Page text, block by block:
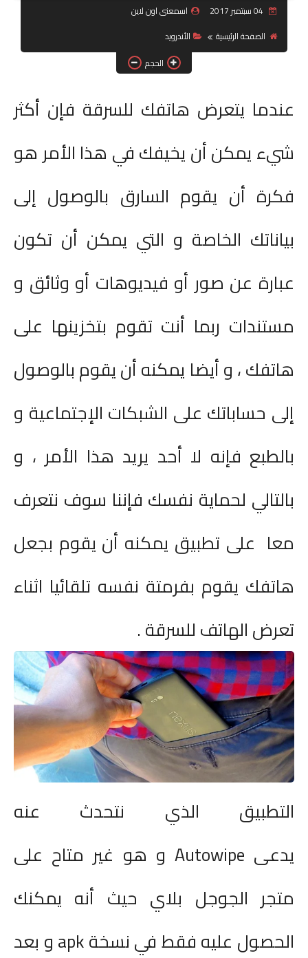
موبايل
القسم الديني
العناية بالصحة
قصص
رياضة
اسمعنى اون لاين
الصفحة الرئيسية
الأندرويد
الحجم
عندما يتعرض هاتفك للسرقة فإن أكثر
شيء يمكن أن يخيفك في هذا الأمر هو
فكرة أن يقوم السارق بالوصول إلى
بياناتك الخاصة و التي يمكن أن تكون
عبارة عن صور أو فيديوهات أو وثائق و
مستندات ربما أنت تقوم بتخزينها على
هاتفك ، و أيضا يمكنه أن يقوم بالوصول
إلى حساباتك على الشبكات الإجتماعية و
بالطبع فإنه لا أحد يريد هذا الأمر ، و
بالتالي لحماية نفسك فإننا سوف نتعرف
معا على تطبيق يمكنه أن يقوم بجعل
هاتفك يقوم بفرمتة نفسه تلقائيا اثناء
تعرض الهاتف للسرقة.
التطبيق الذي نتحدث عنه
يدعى Autowipe و هو غير متاح على
متجر الجوجل بلاي حيث أنه يمكنك
الحصول عليه فقط في نسخةapkو بعد